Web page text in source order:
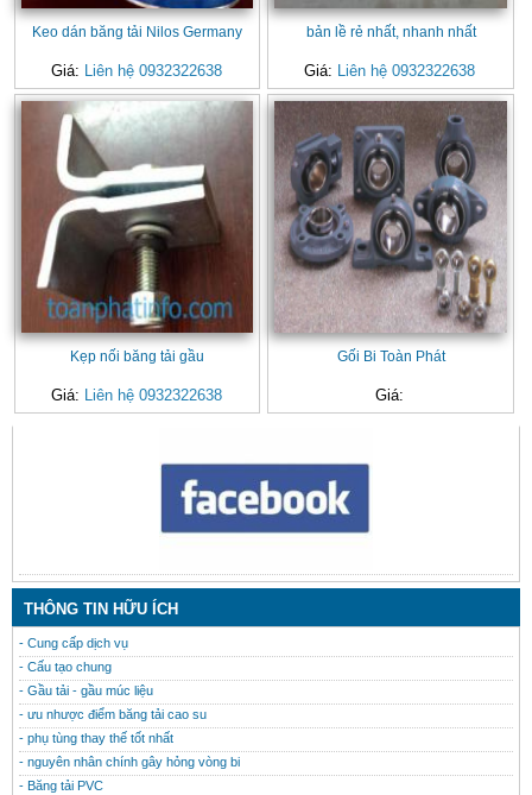
Keo dán băng tải Nilos Germany
Giá: Liên hệ 0932322638
bản lề rẻ nhất, nhanh nhất
Giá: Liên hệ 0932322638
Kẹp nối băng tải gầu
Giá: Liên hệ 0932322638
Gối Bi Toàn Phát
Giá:
THÔNG TIN HỮU ÍCH
- Cung cấp dịch vụ
- Cấu tạo chung
- Gầu tải - gầu múc liệu
- ưu nhược điểm băng tải cao su
- phụ tùng thay thế tốt nhất
- nguyên nhân chính gây hỏng vòng bi
- Băng tải PVC